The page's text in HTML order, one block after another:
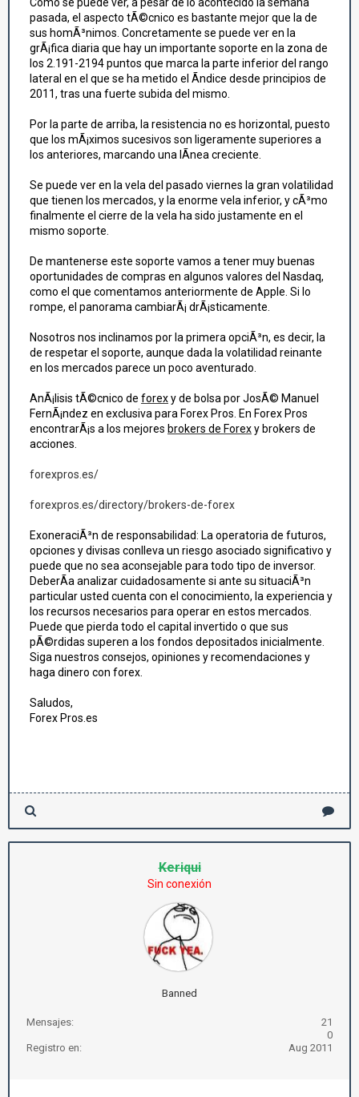
pasada, el aspecto tÃ©cnico es bastante mejor que la de
sus homÃ³nimos. Concretamente se puede ver en la
grÃ¡fica diaria que hay un importante soporte en la zona de
los 2.191-2194 puntos que marca la parte inferior del rango
lateral en el que se ha metido el Ã­ndice desde principios de
2011, tras una fuerte subida del mismo.
Por la parte de arriba, la resistencia no es horizontal, puesto
que los mÃ¡ximos sucesivos son ligeramente superiores a
los anteriores, marcando una lÃ­nea creciente.
Se puede ver en la vela del pasado viernes la gran volatilidad
que tienen los mercados, y la enorme vela inferior, y cÃ³mo
finalmente el cierre de la vela ha sido justamente en el
mismo soporte.
De mantenerse este soporte vamos a tener muy buenas
oportunidades de compras en algunos valores del Nasdaq,
como el que comentamos anteriormente de Apple. Si lo
rompe, el panorama cambiarÃ¡ drÃ¡sticamente.
Nosotros nos inclinamos por la primera opciÃ³n, es decir, la
de respetar el soporte, aunque dada la volatilidad reinante
en los mercados parece un poco aventurado.
AnÃ¡lisis tÃ©cnico de forexy de bolsa por JosÃ© Manuel
FernÃ¡ndez en exclusiva para Forex Pros. En Forex Pros
encontrarÃ¡s a los mejores brokers de Forexy brokers de
acciones.
forexpros.es/
forexpros.es/directory/brokers-de-forex
ExoneraciÃ³n de responsabilidad: La operatoria de futuros,
opciones y divisas conlleva un riesgo asociado significativo y
puede que no sea aconsejable para todo tipo de inversor.
DeberÃ­a analizar cuidadosamente si ante su situaciÃ³n
particular usted cuenta con el conocimiento, la experiencia y
los recursos necesarios para operar en estos mercados.
Puede que pierda todo el capital invertido o que sus
pÃ©rdidas superen a los fondos depositados inicialmente.
Siga nuestros consejos, opiniones y recomendaciones y
haga dinero con forex.
Saludos,
Forex Pros.es
Keriqui
Sin conexión
Banned
Mensajes:
21
0
Registro en:
Aug 2011